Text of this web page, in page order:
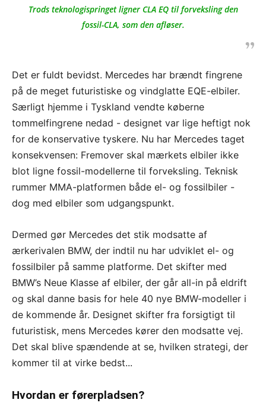
Trods teknologispringet ligner CLA EQ til forveksling den
fossil-CLA, som den afløser.
Det er fuldt bevidst. Mercedes har brændt fingrene
på de meget futuristiske og vindglatte EQE-elbiler.
Særligt hjemme i Tyskland vendte køberne
tommelfingrene nedad - designet var lige heftigt nok
for de konservative tyskere. Nu har Mercedes taget
konsekvensen: Fremover skal mærkets elbiler ikke
blot ligne fossil-modellerne til forveksling. Teknisk
rummer MMA-platformen både el- og fossilbiler -
dog med elbiler som udgangspunkt.
Dermed gør Mercedes det stik modsatte af
ærkerivalen BMW, der indtil nu har udviklet el- og
fossilbiler på samme platforme. Det skifter med
BMW’s Neue Klasse af elbiler, der går all-in på eldrift
og skal danne basis for hele 40 nye BMW-modeller i
de kommende år. Designet skifter fra forsigtigt til
futuristisk, mens Mercedes kører den modsatte vej.
Det skal blive spændende at se, hvilken strategi, der
kommer til at virke bedst...
Hvordan er førerpladsen?